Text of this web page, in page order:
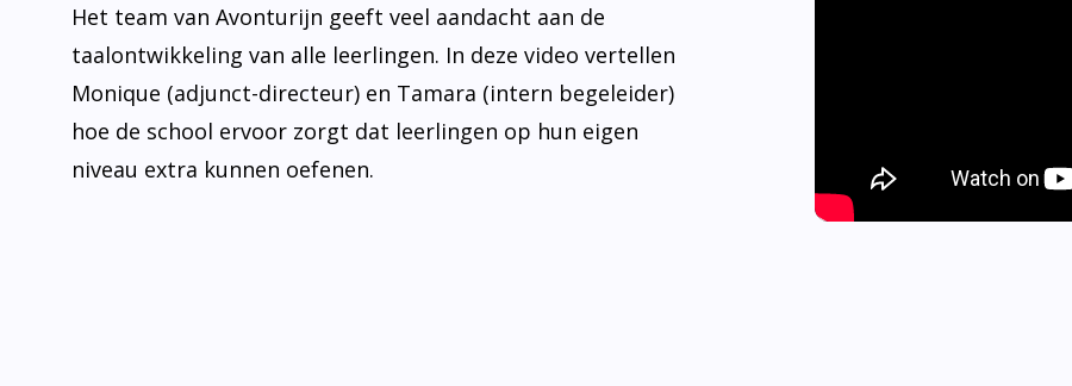
Het team van Avonturijn geeft veel aandacht aan de
taalontwikkeling van alle leerlingen. In deze video vertellen
Monique (adjunct-directeur) en Tamara (intern begeleider)
hoe de school ervoor zorgt dat leerlingen op hun eigen
niveau extra kunnen oefenen.